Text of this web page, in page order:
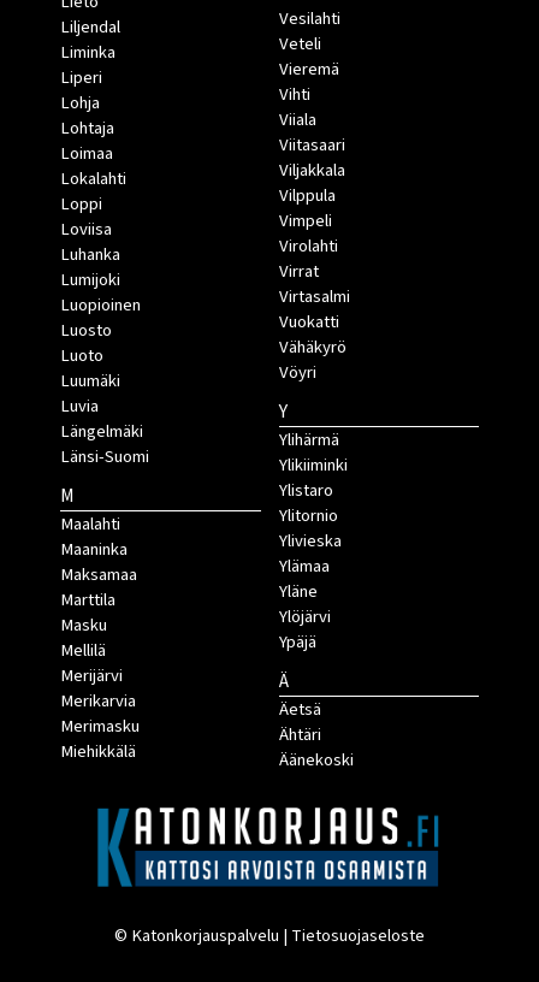
Liljendal
Liminka
Liperi
Lohja
Lohtaja
Loimaa
Lokalahti
Loppi
Loviisa
Luhanka
Lumijoki
Luopioinen
Luosto
Luoto
Luumäki
Luvia
Längelmäki
Länsi-Suomi
M
Maalahti
Maaninka
Maksamaa
Marttila
Masku
Mellilä
Merijärvi
Merikarvia
Merimasku
Miehikkälä
Vesilahti
Veteli
Vieremä
Vihti
Viiala
Viitasaari
Viljakkala
Vilppula
Vimpeli
Virolahti
Virrat
Virtasalmi
Vuokatti
Vähäkyrö
Vöyri
Y
Ylihärmä
Ylikiiminki
Ylistaro
Ylitornio
Ylivieska
Ylämaa
Yläne
Ylöjärvi
Ypäjä
Ä
Äetsä
Ähtäri
Äänekoski
© Katonkorjauspalvelu | Tietosuojaseloste